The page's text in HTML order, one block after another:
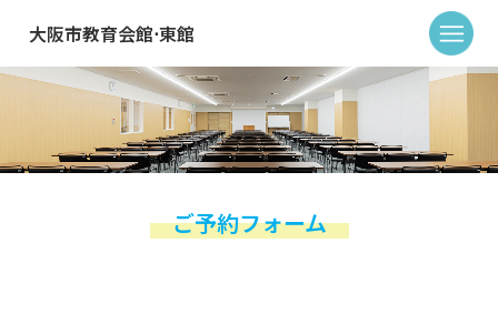
大阪市教育会館⋅東館
ご予約フォーム